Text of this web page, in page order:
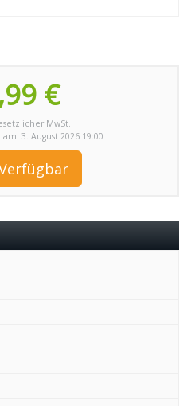
€
MwSt.
3. August 2026 19:00